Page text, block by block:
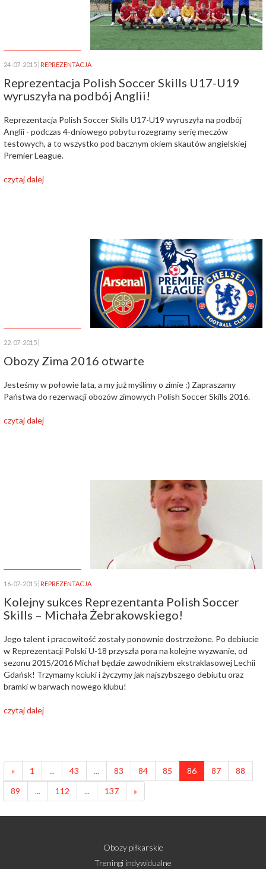
24-07-2015 REPREZENTACJA
Reprezentacja Polish Soccer Skills U17-U19
wyruszyła na podbój Anglii!
Reprezentacja Polish Soccer Skills U17-U19 wyruszyła na podbój
Anglii - podczas 4-dniowego pobytu rozegramy serię meczów
testowych, a to wszystko pod bacznym okiem skautów angielskiej
Premier League.
czytaj dalej
22-07-2015
Obozy Zima 2016 otwarte
Jesteśmy w połowie lata, a my już myślimy o zimie :) Zapraszamy
Państwa do rezerwacji obozów zimowych Polish Soccer Skills 2016.
czytaj dalej
16-07-2015 REPREZENTACJA
Kolejny sukces Reprezentanta Polish Soccer
Skills – Michała Żebrakowskiego!
Jego talent i pracowitość zostały ponownie dostrzeżone. Po debiucie
w Reprezentacji Polski U-18 przyszła pora na kolejne wyzwanie, od
sezonu 2015/2016 Michał będzie zawodnikiem ekstraklasowej Lechii
Gdańsk! Trzymamy kciuki i życzymy jak najszybszego debiutu oraz
bramki w barwach nowego klubu!
czytaj dalej
« 1 ... 43 ... 83 84 85 86 87
88
89
... 112 ... 137 »
Obozy piłkarskie
Treningi indywidualne